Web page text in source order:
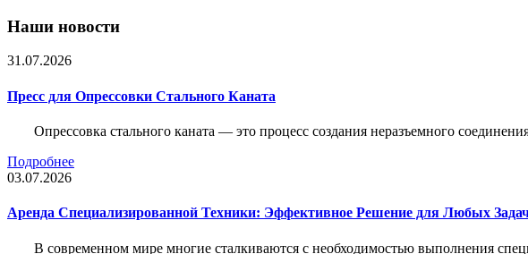
Наши новости
31.07.2026
Пресс для Опрессовки Стального Каната
Опрессовка стального каната — это процесс создания неразъемного
Подробнее
03.07.2026
Аренда Специализированной Техники: Эффективное Решение для Любых
В современном мире многие сталкиваются с необходимостью выполнения